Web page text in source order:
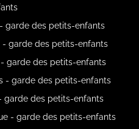
garde des petits-enfants
- garde des petits-enfants
garde des petits-enfants
- garde des petits-enfants
garde des petits-enfants
- garde des petits-enfants